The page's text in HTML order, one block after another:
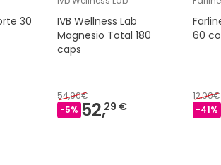
30
IVB Wellness Lab
Magnesio Total 180
caps
54,90€
-5% 52,29 €
60
12,00€
-41%